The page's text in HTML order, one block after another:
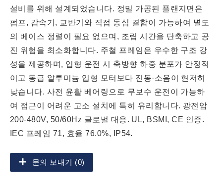
설비를 위해 설계되었습니다. 정밀 가공된 플랜지면은
펌프, 감속기, 교반기와 직접 동심 결합이 가능하여 별도
의 베이스 정렬이 필요 없으며, 조립 시간을 단축하고 공
진 위험을 최소화합니다. 주철 프레임은 우수한 구조 강
성을 제공하며, 입형 운전 시 축방향 하중 분포가 안정적
이고 동급 알루미늄 입형 모터보다 진동·소음이 현저히
낮습니다. 사전 윤활 베어링으로 무보수 운전이 가능하
여 접근이 어려운 고소 설치에 특히 유리합니다. 광전압
200-480V, 50/60Hz 글로벌 대응. UL, BSMI, CE 인증.
IEC 프레임 71, 효율 76.0%, IP54.
문의 보내기 (0)